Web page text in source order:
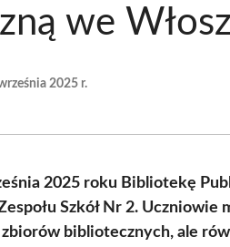
we
2025 r.
2025 roku Bibliotekę
Szkół Nr 2.
bibliotecznych, ale